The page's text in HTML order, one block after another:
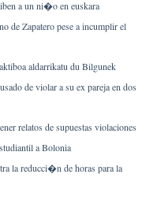
a un ni�o en euskara
de Zapatero pese a incumplir el
aldarrikatu du Bilgunek
de violar a su ex pareja en dos
relatos de supuestas violaciones
a Bolonia
la reducci�n de horas para la